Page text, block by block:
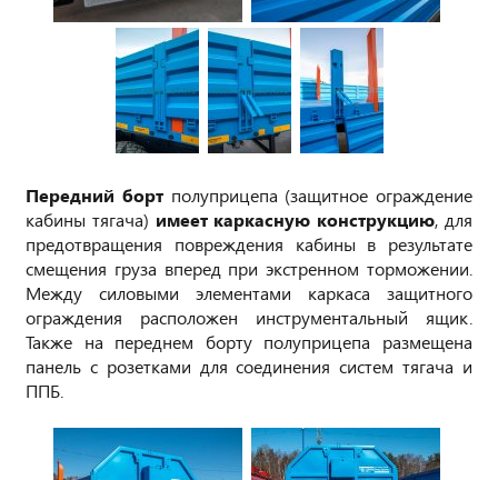
Передний бортполуприцепа (защитное ограждение
кабины тягача) имеет каркасную конструкцию, для
предотвращения повреждения кабины в результате
смещения груза вперед при экстренном торможении.
Между силовыми элементами каркаса защитного
ограждения расположен инструментальный ящик.
Также на переднем борту полуприцепа размещена
панель с розетками для соединения систем тягача и
ППБ.